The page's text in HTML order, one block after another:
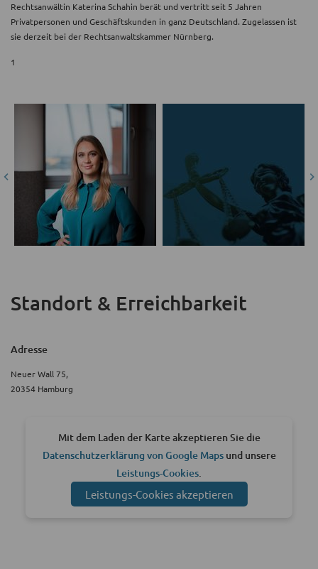
Rechtsanwältin Katerina Schahin berät und vertritt seit 5 Jahren
Privatpersonen und Geschäftskunden in ganz Deutschland. Zugelassen ist
sie derzeit bei der Rechtsanwaltskammer Nürnberg.
1
Standort & Erreichbarkeit
Adresse
Neuer Wall 75,
20354 Hamburg
Mit dem Laden der Karte akzeptieren Sie die
Datenschutzerklärung von Google Mapsund unsere
Leistungs-Cookies
Leistungs-Cookies akzeptieren